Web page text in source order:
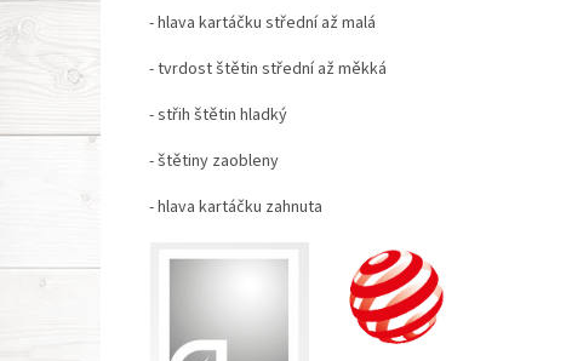
- hlava kartáčku střední až malá
- tvrdost štětin střední až měkká
- střih štětin hladký
- štětiny zaobleny
- hlava kartáčku zahnuta